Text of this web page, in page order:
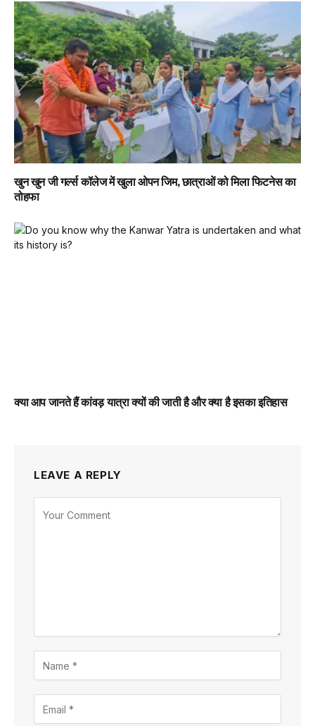
खुन खुन जी गर्ल्स कॉलेज में खुला ओपन जिम, छात्राओं को मिला फिटनेस का
तोहफा
क्या आप जानते हैं कांवड़ यात्रा क्यों की जाती है और क्या है इसका इतिहास
LEAVE A REPLY